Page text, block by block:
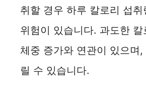
취할 경우 하루 칼로리 섭
위험이 있습니다. 과도한 칼
체중 증가와 연관이 있으며,
릴 수 있습니다.